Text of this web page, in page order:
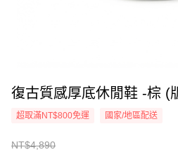
復古質感厚底休閒鞋 -棕 (
超取滿NT$800免運 國家/地區配送
NT$4,890